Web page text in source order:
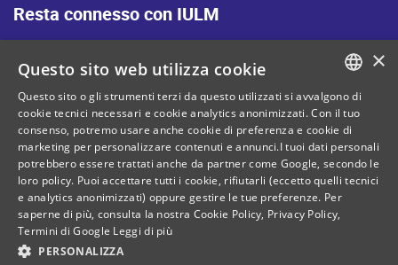
Resta connesso con IULM
Mappa del sito
Privacy policy
Cookie Policy
Note legali
Contatti
C. Fiscale: 80071270153
ITALIAN
ENGLISH
×
Questo sito web utilizza cookie
Questo sito o gli strumenti terzi da questo utilizzati si avvalgono di
cookie tecnici necessari e cookie analytics anonimizzati. Con il tuo
consenso, potremo usare anche cookie di preferenza e cookie di
marketing per personalizzare contenuti e annunci.I tuoi dati personali
potrebbero essere trattati anche da partner come Google, secondo le
loro policy. Puoi accettare tutti i cookie, rifiutarli (eccetto quelli tecnici
e analytics anonimizzati) oppure gestire le tue preferenze. Per
saperne di più, consulta la nostra Cookie Policy, Privacy Policy,
Termini di Google Leggi di più
PERSONALIZZA